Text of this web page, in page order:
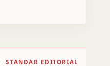
STANDAR EDITORIAL